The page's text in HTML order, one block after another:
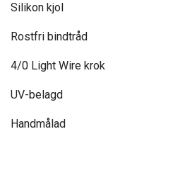
Silikon kjol
Rostfri bindtråd
4/0 Light Wire krok
UV-belagd
Handmålad